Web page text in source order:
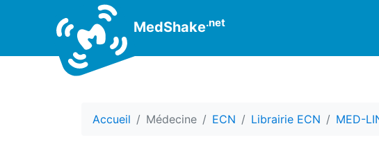
MedShake.net
Accueil Médecine ECN Librairie ECN MED-